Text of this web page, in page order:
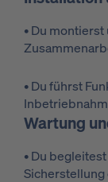
• Du
• Du führst
Wartung
• Du